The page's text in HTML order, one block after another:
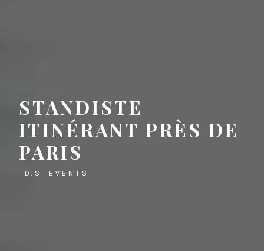
STANDISTE
ITINÉRANT PRÈS DE
PARIS
D.S. EVENTS